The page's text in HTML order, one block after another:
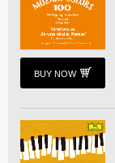
BUY NOW